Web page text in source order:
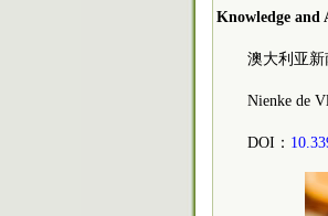
Knowledge and
澳大利亚
Nienke de
DOI：